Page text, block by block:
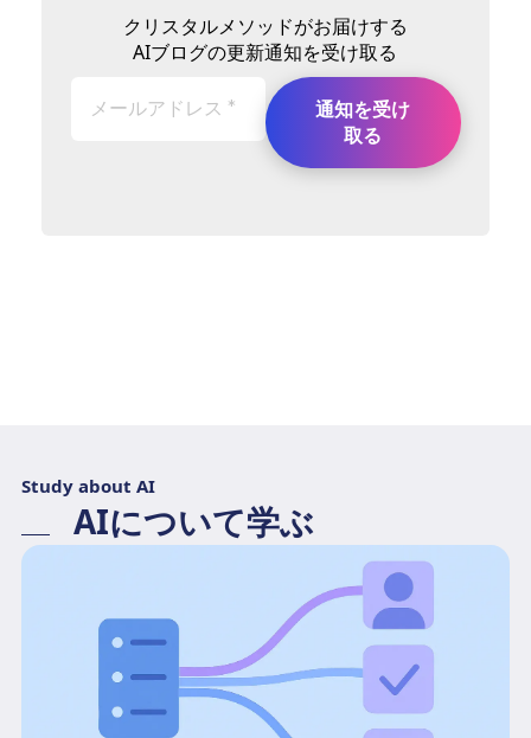
クリスタルメソッドがお届けする
AIブログの更新通知を受け取る
Study about AI
AIについて学ぶ